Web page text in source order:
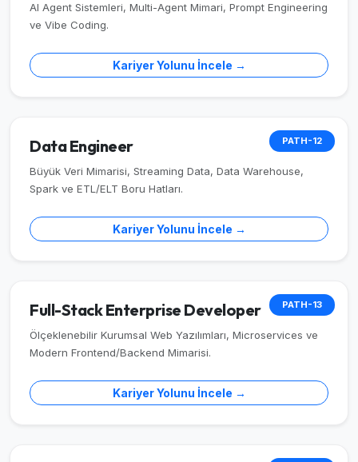
AI Agent Sistemleri, Multi-Agent Mimari, Prompt Engineering
ve Vibe Coding.
Kariyer Yolunu İncele →
PATH-12
Data Engineer
Büyük Veri Mimarisi, Streaming Data, Data Warehouse,
Spark ve ETL/ELT Boru Hatları.
Kariyer Yolunu İncele →
PATH-13
Full-Stack Enterprise Developer
Ölçeklenebilir Kurumsal Web Yazılımları, Microservices ve
Modern Frontend/Backend Mimarisi.
Kariyer Yolunu İncele →